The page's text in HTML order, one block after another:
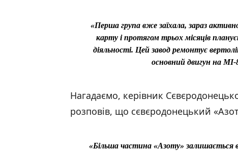
«Перша група вже заїхала, зараз
карту і протягом трьох місяців
діяльності. Цей завод ремонтує
основний двигун на
Нагадаємо, керівник
розповів, що сєвєродонецький
«Більша частина «Азоту» залишається